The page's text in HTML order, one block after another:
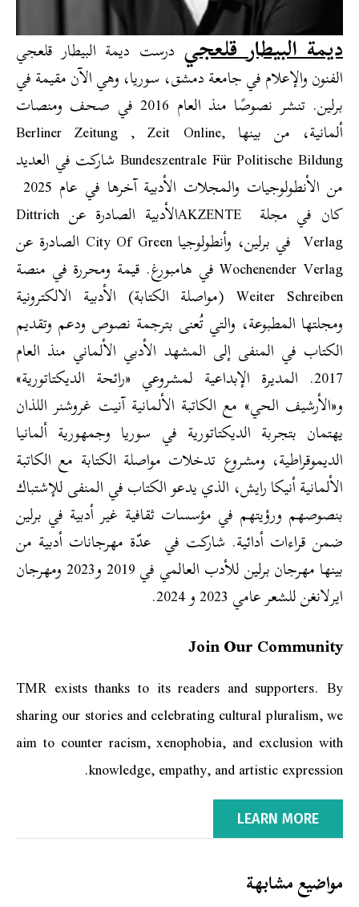
ديمة البيطار قلعجي درست ديمة البيطار قلعجي
الفنون والإعلام في جامعة دمشق، سوريا، وهي الآن مقيمة في
برلين. تنشر نصوصًا منذ العام 2016 في صحف ومنصات
ألمانية، من بينها Berliner Zeitung , Zeit Online,
Bundeszentrale Für Politische Bildung شاركت في العديد
كان في مجلة AKZENTEالأدبية الصادرة عن Dittrich
Verlag في برلين، وأنطولوجيا City Of Green الصادرة عن
Wochenender Verlag في هامبورغ. قيمة ومحررة في منصة
Weiter Schreiben (مواصلة الكتابة) الأدبية الالكترونية
ومجلتها المطبوعة، والتي تُعنى بترجمة نصوص ودعم وتقديم
الكتاب في المنفى إلى المشهد الأدبي الألماني منذ العام
2017. المديرة الإبداعية لمشروعي «رائحة الديكتاتورية»
و«الأرشيف الحي» مع الكاتبة الألمانية آنيت غروشنر اللذان
يهتمان بتجربة الديكتاتورية في سوريا وجمهورية ألمانيا
الديموقراطية، ومشروع تدخلات مواصلة الكتابة مع الكاتبة
الألمانية أنيكا رايش، الذي يدعو الكتاب في المنفى للإشتباك
بنصوصهم ورؤيتهم في مؤسسات ثقافية غير أدبية في برلين
ضمن قراءات أدائية. شاركت في عدّة مهرجانات أدبية من
بينها مهرجان برلين للأدب العالمي في 2019 و2023 ومهرجان
ايرلانغن للشعر عامي 2023 و 2024.
Join Our Community
TMR exists thanks to its readers and supporters. By
sharing our stories and celebrating cultural pluralism, we
aim to counter racism, xenophobia, and exclusion with
knowledge, empathy, and artistic expression.
LEARN MORE
مواضيع مشابهة